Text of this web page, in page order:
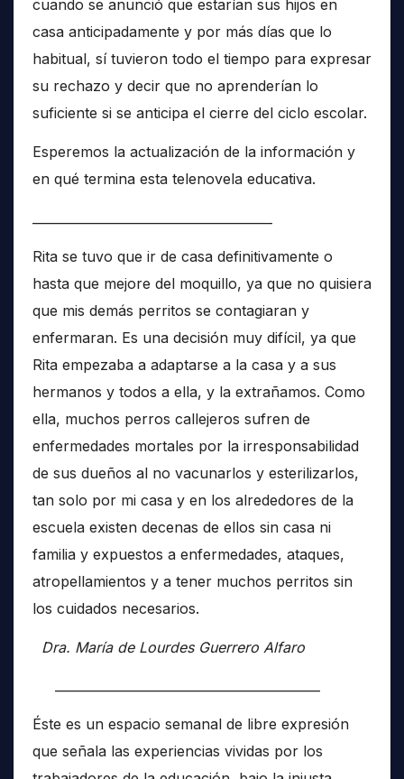
cuando se anunció que estarían sus hijos en
casa anticipadamente y por más días que lo
habitual, sí tuvieron todo el tiempo para expresar
su rechazo y decir que no aprenderían lo
suficiente si se anticipa el cierre del ciclo escolar.
Esperemos la actualización de la información y
en qué termina esta telenovela educativa.
Rita se tuvo que ir de casa definitivamente o
hasta que mejore del moquillo, ya que no quisiera
que mis demás perritos se contagiaran y
enfermaran. Es una decisión muy difícil, ya que
Rita empezaba a adaptarse a la casa y a sus
hermanos y todos a ella, y la extrañamos. Como
ella, muchos perros callejeros sufren de
enfermedades mortales por la irresponsabilidad
de sus dueños al no vacunarlos y esterilizarlos,
tan solo por mi casa y en los alrededores de la
escuela existen decenas de ellos sin casa ni
familia y expuestos a enfermedades, ataques,
atropellamientos y a tener muchos perritos sin
los cuidados necesarios.
Dra. María de Lourdes Guerrero Alfaro
Éste es un espacio semanal de libre expresión
que señala las experiencias vividas por los